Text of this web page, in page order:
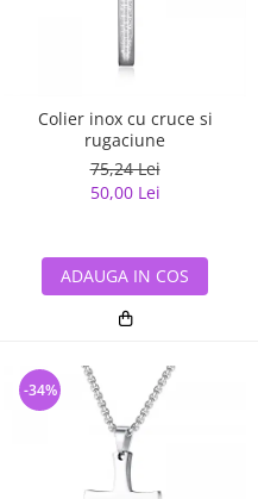
Colier inox cu cruce si
rugaciune
75,24 Lei
50,00 Lei
ADAUGA IN COS
-34%